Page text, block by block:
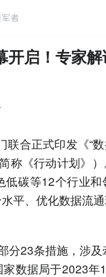
开启！专家
合正式印发《“
《行动计划》
碳等12个行业
平、优化数据流
分23条措施，涉
数据局于2023年